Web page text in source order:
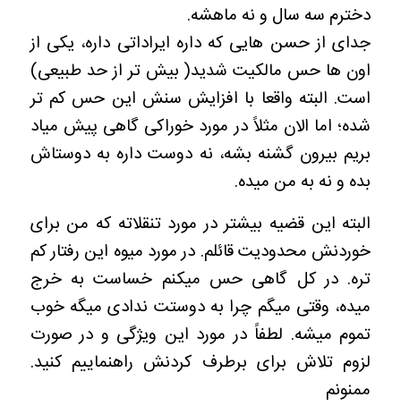
دخترم سه سال و نه ماهشه.
جدای از حسن هایی که داره ایراداتی داره، یکی از
اون ها حس مالکیت شدید( بیش تر از حد طبیعی)
است. البته واقعا با افزایش سنش این حس کم تر
شده؛ اما الان مثلاً در مورد خوراکی گاهی پیش میاد
بریم بیرون گشنه بشه، نه دوست داره به دوستاش
بده و نه به من میده.
البته این قضیه بیشتر در مورد تنقلاته که من برای
خوردنش محدودیت قائلم. در مورد میوه این رفتار کم
تره. در کل گاهی حس میکنم خساست به خرج
میده، وقتی میگم چرا به دوستت ندادی میگه خوب
تموم میشه. لطفاً در مورد این ویژگی و در صورت
لزوم تلاش برای برطرف کردنش راهنماییم کنید.
ممنونم